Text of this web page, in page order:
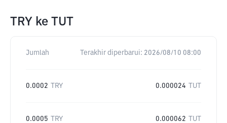
TRY ke TUT
Jumlah Terakhir diperbarui: 2026/08/10 08:00
0.0002 TRY 0.000024 TUT
0.0005 TRY 0.000062 TUT